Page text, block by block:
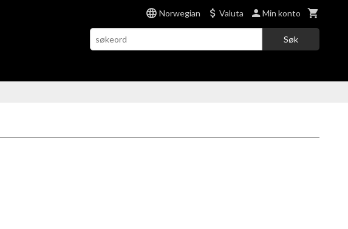
Norwegian Valuta Min konto
Søk